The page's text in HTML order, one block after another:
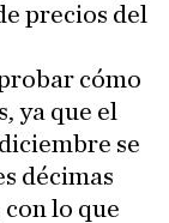
precios del
cómo
ya que el
se
décimas
con lo que